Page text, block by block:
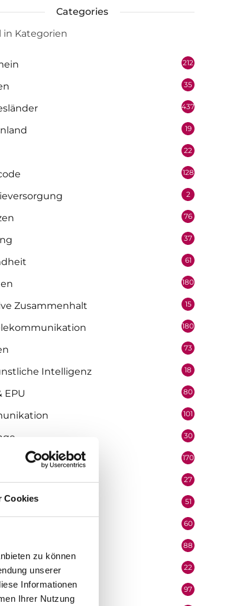
Cookies
zu können
unserer
Informationen
Ihrer Nutzung
Categories
in Kategorien
212
35
437
19
22
128
2
76
37
61
180
Zusammenhalt 15
180
73
Intelligenz 18
EPU 80
101
30
170
27
51
60
88
22
97